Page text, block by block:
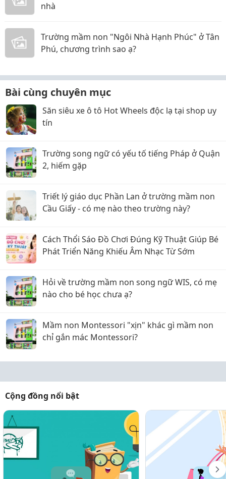
nhà
Trường mầm non "Ngôi Nhà Hạnh Phúc" ở Tân
Phú, chương trình sao ạ?
Bài cùng chuyên mục
Săn siêu xe ô tô Hot Wheels độc lạ tại shop uy
tín
Trường song ngữ có yếu tố tiếng Pháp ở Quận
2, hiếm gặp
Triết lý giáo dục Phần Lan ở trường mầm non
Cầu Giấy - có mẹ nào theo trường này?
Cách Thổi Sáo Đồ Chơi Đúng Kỹ Thuật Giúp Bé
Phát Triển Năng Khiếu Âm Nhạc Từ Sớm
Hỏi về trường mầm non song ngữ WIS, có mẹ
nào cho bé học chưa ạ?
Mầm non Montessori "xịn" khác gì mầm non
chỉ gắn mác Montessori?
Cộng đồng nổi bật